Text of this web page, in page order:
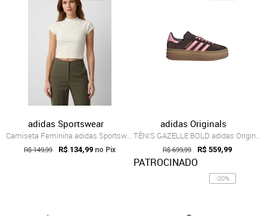
adidas Sportswear
Camiseta Feminina adidas Sportswear Futu...
R$ 149,99 R$ 134,99 no Pix
adidas Originals
TÊNIS GAZELLE BOLD adidas Originals Marrom
R$ 699,99 R$ 559,99
PATROCINADO
-20%